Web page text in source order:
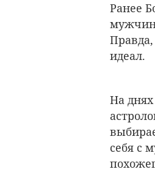
Ранее
идеал.
На
себя с